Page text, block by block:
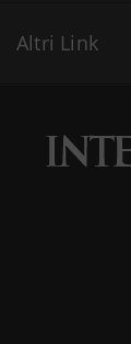
Altri Link